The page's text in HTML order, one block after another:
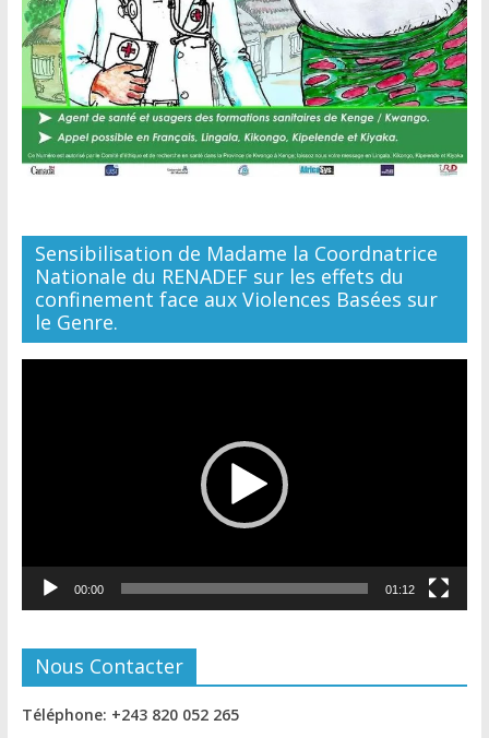
Sensibilisation de Madame la Coordnatrice
Nationale du RENADEF sur les effets du
confinement face aux Violences Basées sur
le Genre.
00:00 01:12
Nous Contacter
Téléphone: +243 820 052 265